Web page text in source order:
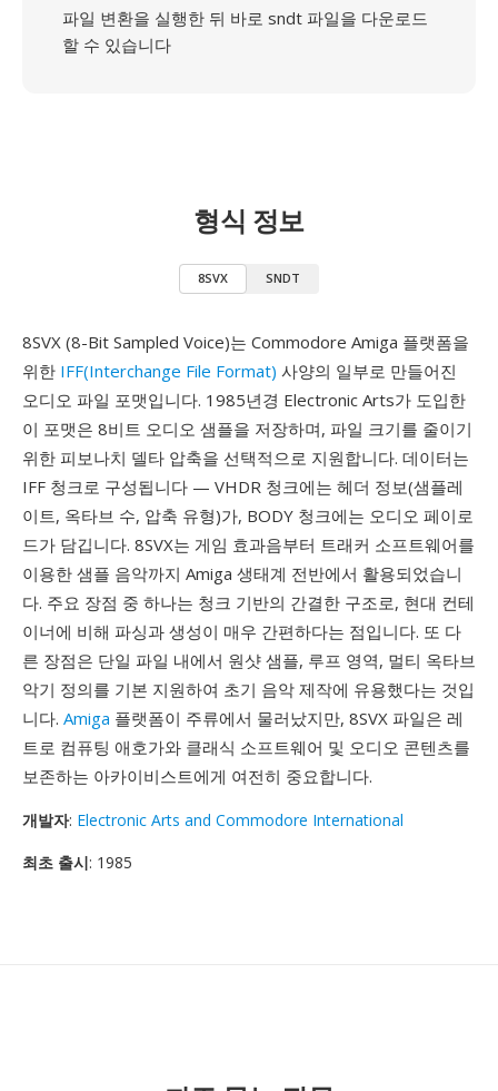
파일 변환을 실행한 뒤 바로 sndt 파일을 다운로드
할 수 있습니다
형식 정보
8SVX SNDT
8SVX (8-Bit Sampled Voice)는 Commodore Amiga 플랫폼을
위한 IFF(Interchange File Format) 사양의 일부로 만들어진
오디오 파일 포맷입니다. 1985년경 Electronic Arts가 도입한
이 포맷은 8비트 오디오 샘플을 저장하며, 파일 크기를 줄이기
위한 피보나치 델타 압축을 선택적으로 지원합니다. 데이터는
IFF 청크로 구성됩니다 — VHDR 청크에는 헤더 정보(샘플레
이트, 옥타브 수, 압축 유형)가, BODY 청크에는 오디오 페이로
드가 담깁니다. 8SVX는 게임 효과음부터 트래커 소프트웨어를
이용한 샘플 음악까지 Amiga 생태계 전반에서 활용되었습니
다. 주요 장점 중 하나는 청크 기반의 간결한 구조로, 현대 컨테
이너에 비해 파싱과 생성이 매우 간편하다는 점입니다. 또 다
른 장점은 단일 파일 내에서 원샷 샘플, 루프 영역, 멀티 옥타브
악기 정의를 기본 지원하여 초기 음악 제작에 유용했다는 것입
니다. Amiga 플랫폼이 주류에서 물러났지만, 8SVX 파일은 레
트로 컴퓨팅 애호가와 클래식 소프트웨어 및 오디오 콘텐츠를
보존하는 아카이비스트에게 여전히 중요합니다.
개발자: Electronic Arts and Commodore International
최초 출시: 1985